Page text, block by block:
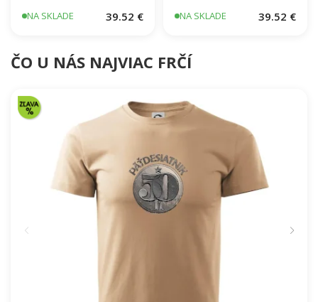
NA SKLADE 39.52 € NA SKLADE 39.52 €
ČO U NÁS NAJVIAC FRČÍ